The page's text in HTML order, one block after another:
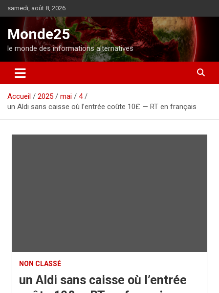
l
o
e
samedi, août 8, 2026
Monde25
le monde des informations alternatives
Accueil 2025 mai
4
un Aldi sans caisse où l’entrée coûte 10£ — RT en français
NON CLASSÉ
un Aldi sans caisse où l’entrée